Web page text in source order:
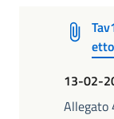
13-02-
Allegato